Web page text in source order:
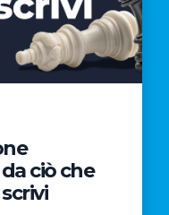
AL
CINEMA
NELLA
CAMPAGNA
REGISTA
PREMIO
OSCAR®
ciò che